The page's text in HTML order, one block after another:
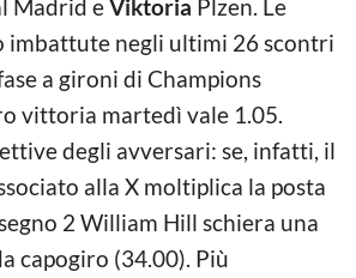
Madrid eViktoria Plzen. Le
imbattute negli ultimi 26 scontri
a gironi di Champions
vittoria martedì vale 1.05.
degli avversari: se, infatti, il
alla X moltiplica la posta
2 William Hill schiera una
capogiro (34.00). Più